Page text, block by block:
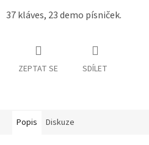
37 kláves, 23 demo písniček.
ZEPTAT SE SDÍLET
Popis Diskuze